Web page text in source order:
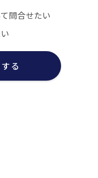
問合せたい
る